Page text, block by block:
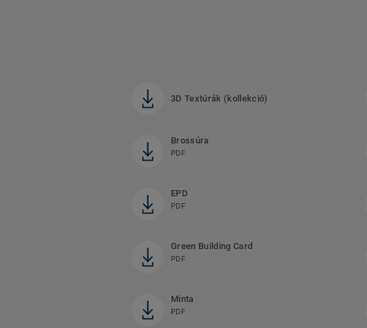
3D Textúrák (kollekció)
Brossúra
PDF
EPD
PDF
Green Building Card
PDF
Minta
PDF